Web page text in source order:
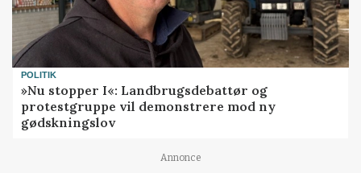
POLITIK
»Nu stopper I«: Landbrugsdebattør og
protestgruppe vil demonstrere mod ny
gødskningslov
Annonce